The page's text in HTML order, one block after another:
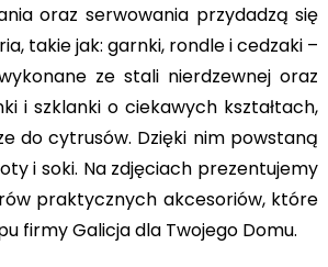
oraz serwowania przydadzą się
takie jak: garnki, rondle i cedzaki –
ze stali nierdzewnej oraz
i szklanki o ciekawych kształtach,
do cytrusów. Dzięki nim powstaną
i soki. Na zdjęciach prezentujemy
praktycznych akcesoriów, które
firmy Galicja dla Twojego Domu.